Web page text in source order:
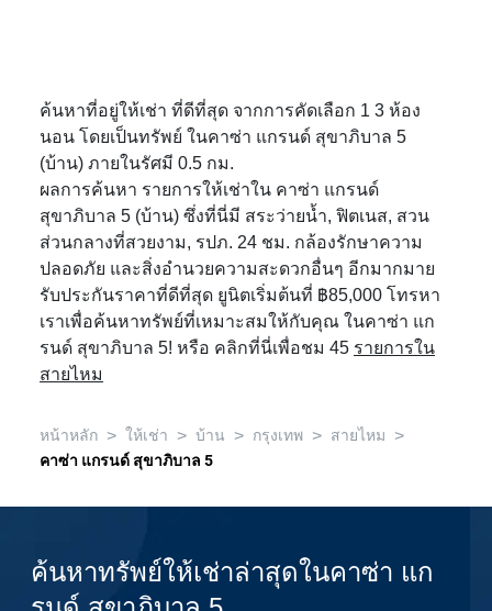
ค้นหาที่อยู่ให้เช่า ที่ดีที่สุด จากการคัดเลือก 1 3 ห้อง
นอน โดยเป็นทรัพย์ ในคาซ่า แกรนด์ สุขาภิบาล 5
(บ้าน) ภายในรัศมี 0.5 กม.
ผลการค้นหา รายการให้เช่าใน คาซ่า แกรนด์
สุขาภิบาล 5 (บ้าน) ซึ่งที่นี่มี สระว่ายน้ำ, ฟิตเนส, สวน
ส่วนกลางที่สวยงาม, รปภ. 24 ชม. กล้องรักษาความ
ปลอดภัย และสิ่งอำนวยความสะดวกอื่นๆ อีกมากมาย
รับประกันราคาที่ดีที่สุด ยูนิตเริ่มต้นที่ ฿85,000 โทรหา
เราเพื่อค้นหาทรัพย์ที่เหมาะสมให้กับคุณ ในคาซ่า แก
รนด์ สุขาภิบาล 5! หรือ คลิกที่นี่เพื่อชม 45 รายการใน
สายไหม
หน้าหลัก > ให้เช่า > บ้าน > กรุงเทพ > สายไหม >
คาซ่า แกรนด์ สุขาภิบาล 5
ค้นหาทรัพย์ให้เช่าล่าสุดในคาซ่า แก